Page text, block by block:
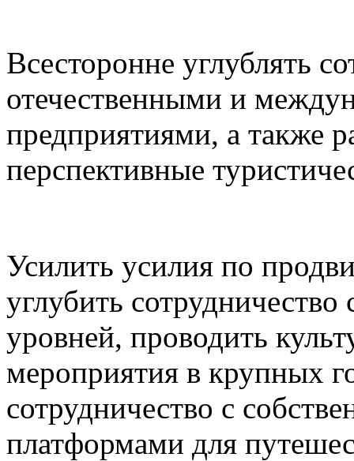
Всесторонне углублять
отечественными и
предприятиями, а также
перспективные
Усилить усилия по
углубить
уровней, проводить
мероприятия в крупных
сотрудничество с
платформами для